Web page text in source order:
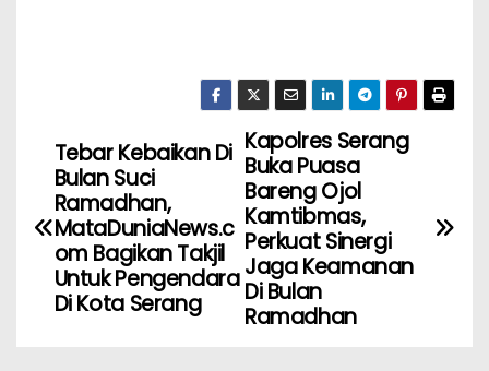
Kapolres Serang
Buka Puasa
Bareng Ojol
Kamtibmas,
Perkuat Sinergi
Jaga Keamanan
Di Bulan
Ramadhan
Tebar Kebaikan Di
Bulan Suci
Ramadhan,
MataDuniaNews.c
om Bagikan Takjil
Untuk Pengendara
Di Kota Serang